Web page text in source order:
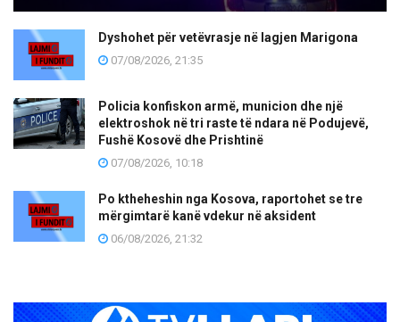
Dyshohet për vetëvrasje në lagjen Marigona
07/08/2026, 21:35
Policia konfiskon armë, municion dhe një
elektroshok në tri raste të ndara në Podujevë,
Fushë Kosovë dhe Prishtinë
07/08/2026, 10:18
Po ktheheshin nga Kosova, raportohet se tre
mërgimtarë kanë vdekur në aksident
06/08/2026, 21:32